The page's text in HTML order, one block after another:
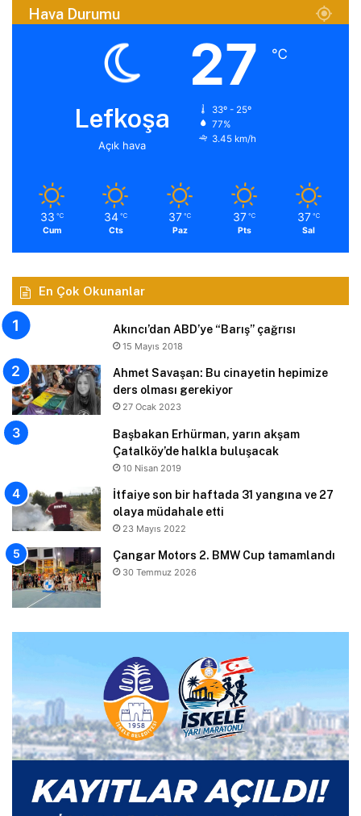
Hava Durumu
Lefkoşa
Açık hava
27 ℃
33º - 25º
77%
3.45 km/h
33 ℃
Cum
34 ℃
Cts
37 ℃
Paz
37 ℃
Pts
37 ℃
Sal
En Çok Okunanlar
Akıncı’dan ABD’ye “Barış” çağrısı
15 Mayıs 2018
Ahmet Savaşan: Bu cinayetin hepimize
ders olması gerekiyor
27 Ocak 2023
Başbakan Erhürman, yarın akşam
Çatalköy’de halkla buluşacak
10 Nisan 2019
İtfaiye son bir haftada 31 yangına ve 27
olaya müdahale etti
23 Mayıs 2022
Çangar Motors 2. BMW Cup tamamlandı
30 Temmuz 2026